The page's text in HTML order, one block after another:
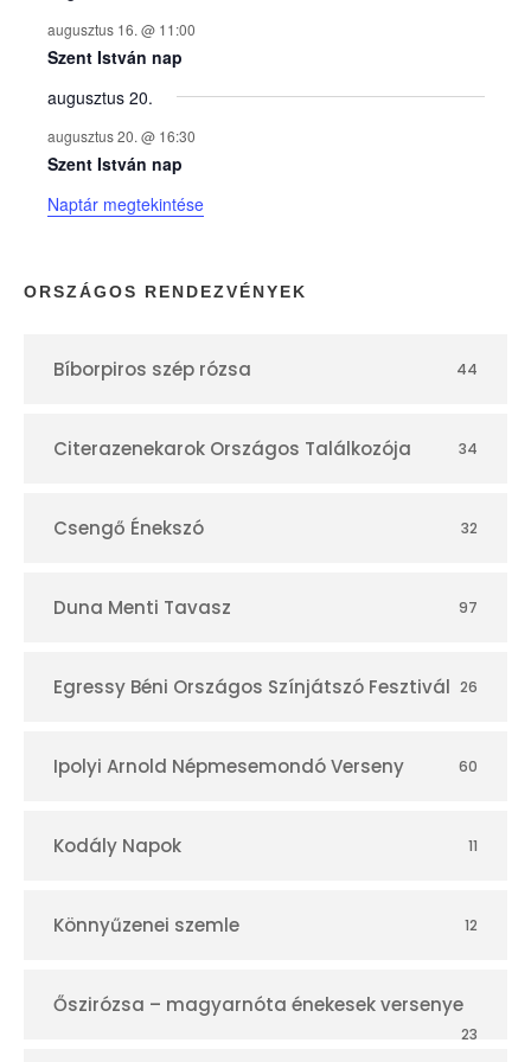
e
k
n
a
p
r
augusztus 16. @ 11:00
Szent István nap
augusztus 20.
augusztus 20. @ 16:30
Szent István nap
Naptár megtekintése
ORSZÁGOS RENDEZVÉNYEK
Bíborpiros szép rózsa 44
Citerazenekarok Országos Találkozója 34
Csengő Énekszó 32
Duna Menti Tavasz 97
Egressy Béni Országos Színjátszó Fesztivál 26
Ipolyi Arnold Népmesemondó Verseny 60
Kodály Napok 11
Könnyűzenei szemle 12
Őszirózsa – magyarnóta énekesek versenye
23